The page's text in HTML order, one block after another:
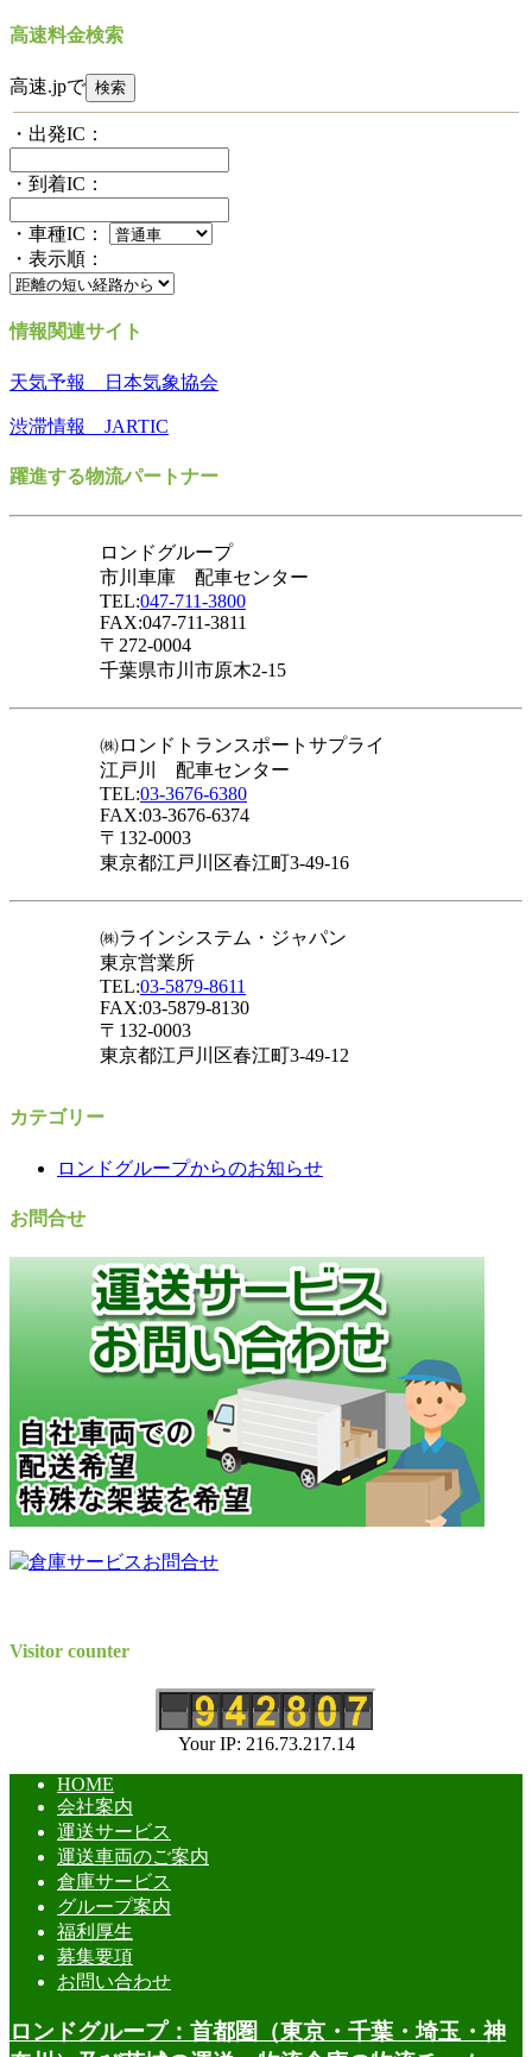
高速料金検索
高速.jpで
・出発IC：
・到着IC：
・車種IC：
・表示順：
情報関連サイト
天気予報 日本気象協会
渋滞情報 JARTIC
躍進する物流パートナー
ロンドグループ
市川車庫 配車センター
TEL:047-711-3800
FAX:047-711-3811
〒272-0004
千葉県市川市原木2-15
㈱ロンドトランスポートサプライ
江戸川 配車センター
TEL:03-3676-6380
FAX:03-3676-6374
〒132-0003
東京都江戸川区春江町3-49-16
㈱ラインシステム・ジャパン
東京営業所
TEL:03-5879-8611
FAX:03-5879-8130
〒132-0003
東京都江戸川区春江町3-49-12
カテゴリー
ロンドグループからのお知らせ
お問合せ
Visitor counter
Your IP: 216.73.217.14
HOME
会社案内
運送サービス
運送車両のご案内
倉庫サービス
グループ案内
福利厚生
募集要項
お問い合わせ
ロンドグループ：首都圏（東京・千葉・埼玉・神